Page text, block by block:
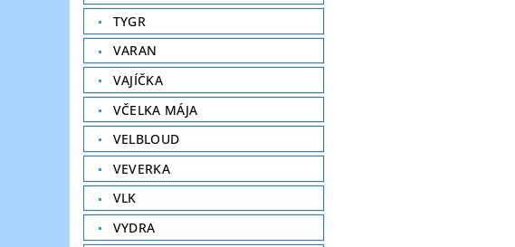
TYGR
VARAN
VAJÍČKA
VČELKA MÁJA
VELBLOUD
VEVERKA
VLK
VYDRA